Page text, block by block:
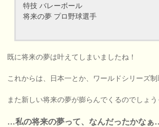
特技 バレーボール
将来の夢 プロ野球選手
既に将来の夢は叶えてしまいましたね！
これからは、日本一とか、ワールドシリーズ制
また新しい将来の夢が膨らんでくるのでしょう
…私の将来の夢って、なんだったかなぁ